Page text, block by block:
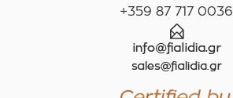
+359 87 717 0036